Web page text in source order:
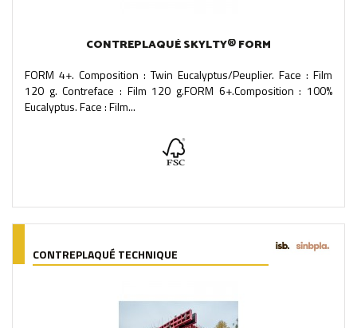
CONTREPLAQUÉ SKYLTY® FORM
FORM 4+. Composition : Twin Eucalyptus/Peuplier. Face : Film
120 g. Contreface : Film 120 g.FORM 6+.Composition : 100%
Eucalyptus. Face : Film...
CONTREPLAQUÉ TECHNIQUE